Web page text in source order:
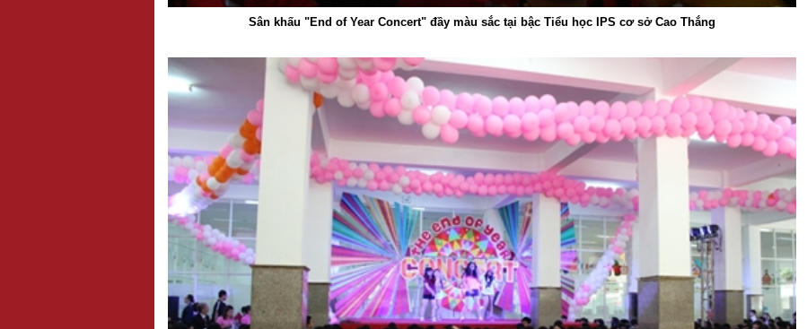
Sân khấu "End of Year Concert" đầy màu sắc tại bậc Tiểu học IPS cơ sở Cao Thắng